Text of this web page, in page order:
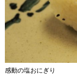
感動の塩おにぎり